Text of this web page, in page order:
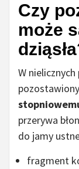
Czy
może
W
przerywa
do jamy
fragment